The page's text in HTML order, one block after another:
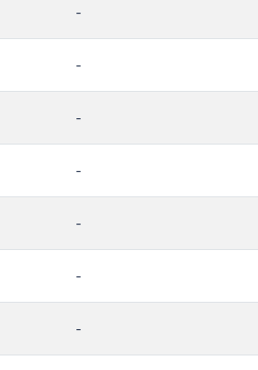
-
-
-
-
-
-
-